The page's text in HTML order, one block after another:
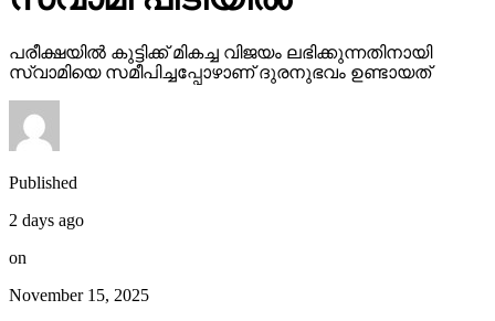
പരീക്ഷയിൽ കുട്ടിക്ക് മികച്ച വിജയം ലഭിക്കുന്നതിനായി
സ്വാമിയെ സമീപിച്ചപ്പോഴാണ് ദുരനുഭവം ഉണ്ടായത്
Published
2 days ago
on
November 15, 2025